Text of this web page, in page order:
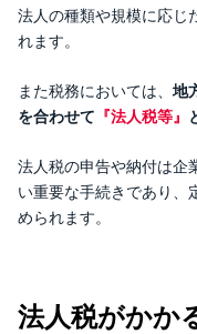
法人の種類や規模に応じ
れます。
また税務においては、 地
を合わせて 『法人税等』
法人税の申告や納付は企
い重要な手続きであり、
められます。
法人税がかか